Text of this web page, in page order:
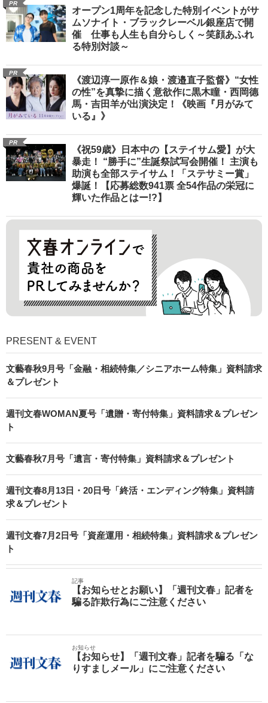
PR
オープン1周年を記念した特別イベントがサ
ムソナイト・ブラックレーベル銀座店で開
催 仕事も人生も自分らしく～笑顔あふれ
る特別対談～
PR
《渡辺淳一原作＆娘・渡邉直子監督》“女性
の性”を真摯に描く意欲作に黒木瞳・西岡德
馬・吉田羊が出演決定！《映画『月がみて
いる』》
PR
《祝59歳》日本中の【ステイサム愛】が大
暴走！ “勝手に”生誕祭試写会開催！ 主演も
助演も全部ステイサム！「ステサミー賞」
爆誕！【応募総数941票 全54作品の栄冠に
輝いた作品とはー!?】
PRESENT & EVENT
文藝春秋9月号「金融・相続特集／シニアホーム特集」資料請求
＆プレゼント
週刊文春WOMAN夏号「遺贈・寄付特集」資料請求＆プレゼン
ト
文藝春秋7月号「遺言・寄付特集」資料請求＆プレゼント
週刊文春8月13日・20日号「終活・エンディング特集」資料請
求＆プレゼント
週刊文春7月2日号「資産運用・相続特集」資料請求＆プレゼン
ト
記事
【お知らせとお願い】「週刊文春」記者を
騙る詐欺行為にご注意ください
お知らせ
【お知らせ】「週刊文春」記者を騙る「な
りすましメール」にご注意ください